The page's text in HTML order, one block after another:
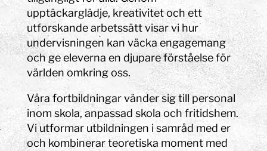
upptäckarglädje, kreativitet och ett
utforskande arbetssätt visar vi hur
undervisningen kan väcka engagemang
och ge eleverna en djupare förståelse för
världen omkring oss.
Våra fortbildningar vänder sig till personal
inom skola, anpassad skola och fritidshem.
Vi utformar utbildningen i samråd med er
och kombinerar teoretiska moment med